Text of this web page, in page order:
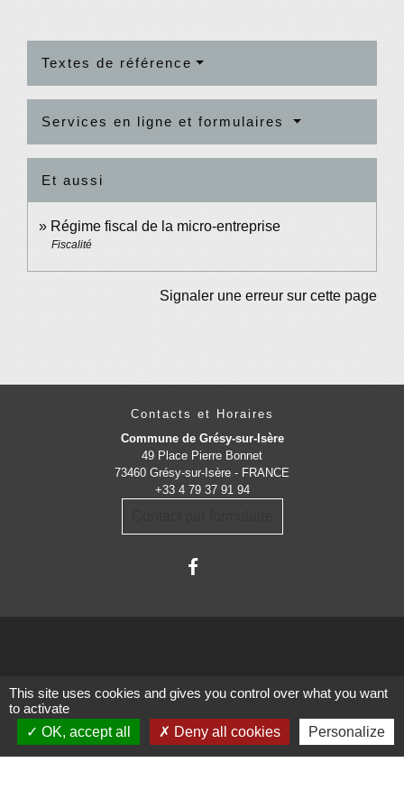
Textes de référence
Services en ligne et formulaires
Et aussi
Régime fiscal de la micro-entreprise
Fiscalité
Signaler une erreur sur cette page
Contacts et Horaires
Commune de Grésy-sur-Isère
49 Place Pierre Bonnet
73460 Grésy-sur-Isère - FRANCE
+33 4 79 37 91 94
Administrations
partenaires
This site uses cookies and gives you control over what you want
to activate
OK, accept all
Deny all cookies Personalize